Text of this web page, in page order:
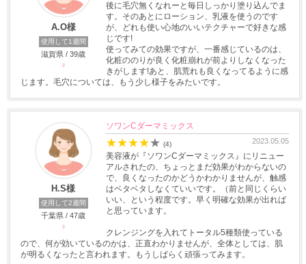
A.O様
使用して1週間
滋賀県 / 39歳
♀
後に毛穴無くなれーと毎日しっかり塗り込んでま
す。そのあとにローション、乳液を使うのです
が、どれも使い心地のいいテクチャーで好きな感
じです!
使ってみての効果ですが、一番感じているのは、
化粧ののりが良く化粧崩れが前よりしなくなった
きがします!あと、肌荒れも良くなってるように感
じます。毛穴については、もう少し様子をみたいです。
H.S様
使用して2週間
千葉県 / 47歳
♀
ソワンCダーマミックス
★★★★★ (4) 2023.05.05
美容液が『ソワンCダーマミックス』にリニュー
アルされたの、ちょっとまだ効果がわからないの
で、良くなったのかどうかわかりませんが、触感
はベタベタしなくていいです。（前と同じくらい
いい、という程度です。早く明確な効果が出れば
と思っています。
クレンジングを入れてトータル5種類使っている
ので、何が効いているのかは、正直わかりませんが、全体としては、肌
が明るくなったと言われます。もうしばらく頑張ってみます。